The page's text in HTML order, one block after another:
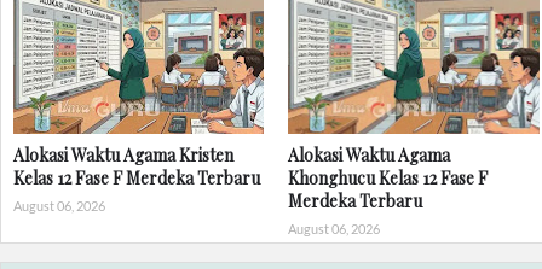
Alokasi Waktu Agama Kristen
Kelas 12 Fase F Merdeka Terbaru
August 06, 2026
Alokasi Waktu Agama
Khonghucu Kelas 12 Fase F
Merdeka Terbaru
August 06, 2026